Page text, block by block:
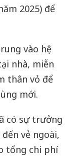
2025) để
vào hệ
nhà, miễn
thân vỏ để
mới.
có sự trưởng
vẻ ngoài,
tổng chi phí